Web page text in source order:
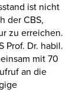
ist nicht
der CBS,
zu erreichen.
Prof. Dr. habil.
mit 70
an die